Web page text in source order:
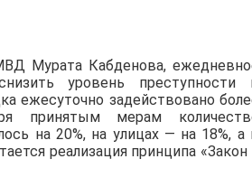
Мурата Кабденова,
уровень преступности
ежесуточно задействовано
принятым мерам
на 20%, на улицах — на 18%, а
реализация принципа «Закон